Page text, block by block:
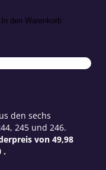
49,98 €.
In den Warenkorb
den sechs
245 und 246.
von 49,98
.